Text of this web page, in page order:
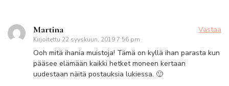
Martina
Kirjoitettu 22 syyskuun, 2019 7:56 pm
Vastaa
Ooh mitä ihania muistoja! Tämä on kyllä ihan parasta kun
pääsee elämään kaikki hetket moneen kertaan
uudestaan näitä postauksia lukiessa. 🙂